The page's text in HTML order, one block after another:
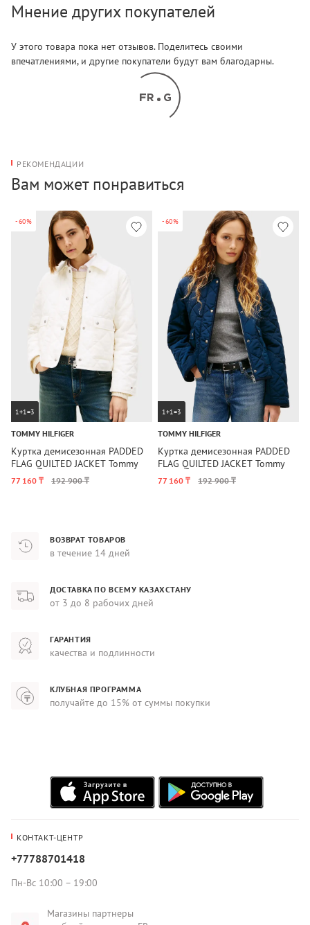
Мнение других покупателей
У этого товара пока нет отзывов. Поделитесь своими
впечатлениями, и другие покупатели будут вам благодарны.
РЕКОМЕНДАЦИИ
Вам может понравиться
-60%
1+1=3
TOMMY HILFIGER
Куртка демисезонная PADDED
FLAG QUILTED JACKET Tommy
Hilfiger
77 160 ₸ 192 900 ₸
-60%
1+1=3
TOMMY HILFIGER
Куртка демисезонная PADDED
FLAG QUILTED JACKET Tommy
Hilfiger
77 160 ₸ 192 900 ₸
ВОЗВРАТ ТОВАРОВ
в течение 14 дней
ДОСТАВКА ПО ВСЕМУ КАЗАХСТАНУ
от 3 до 8 рабочих дней
ГАРАНТИЯ
качества и подлинности
КЛУБНАЯ ПРОГРАММА
получайте до 15% от суммы покупки
КОНТАКТ-ЦЕНТР
+77788701418
Пн-Вс 10:00 – 19:00
Магазины партнеры